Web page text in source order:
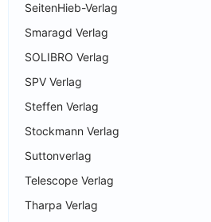
SeitenHieb-Verlag
Smaragd Verlag
SOLIBRO Verlag
SPV Verlag
Steffen Verlag
Stockmann Verlag
Suttonverlag
Telescope Verlag
Tharpa Verlag